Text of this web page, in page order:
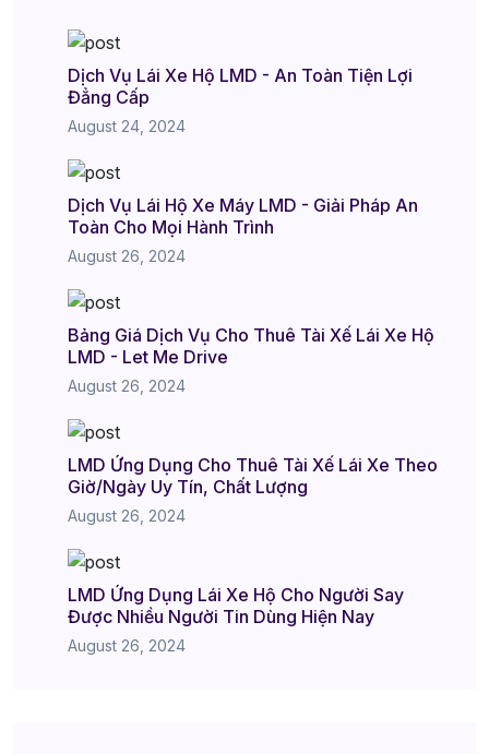
Dịch Vụ Lái Xe Hộ LMD - An Toàn Tiện Lợi
Đẳng Cấp
August 24, 2024
Dịch Vụ Lái Hộ Xe Máy LMD - Giải Pháp An
Toàn Cho Mọi Hành Trình
August 26, 2024
Bảng Giá Dịch Vụ Cho Thuê Tài Xế Lái Xe Hộ
LMD - Let Me Drive
August 26, 2024
LMD Ứng Dụng Cho Thuê Tài Xế Lái Xe Theo
Giờ/Ngày Uy Tín, Chất Lượng
August 26, 2024
LMD Ứng Dụng Lái Xe Hộ Cho Người Say
Được Nhiều Người Tin Dùng Hiện Nay
August 26, 2024